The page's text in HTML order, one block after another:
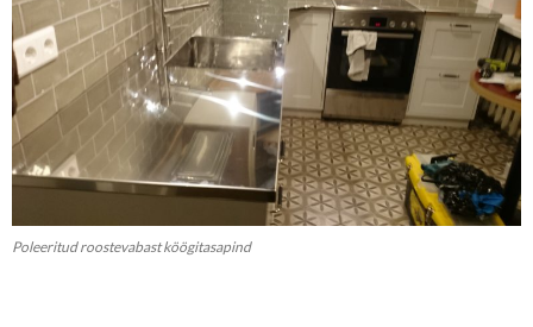
Poleeritud roostevabast köögitasapind